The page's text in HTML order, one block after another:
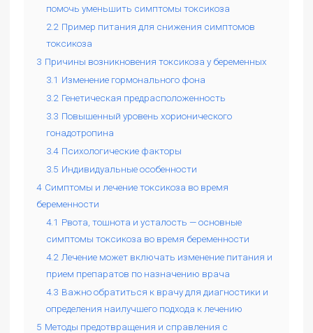
помочь уменьшить симптомы токсикоза
2.2 Пример питания для снижения симптомов
токсикоза
3 Причины возникновения токсикоза у беременных
3.1 Изменение гормонального фона
3.2 Генетическая предрасположенность
3.3 Повышенный уровень хорионического
гонадотропина
3.4 Психологические факторы
3.5 Индивидуальные особенности
4 Симптомы и лечение токсикоза во время
беременности
4.1 Рвота, тошнота и усталость — основные
симптомы токсикоза во время беременности
4.2 Лечение может включать изменение питания и
прием препаратов по назначению врача
4.3 Важно обратиться к врачу для диагностики и
определения наилучшего подхода к лечению
5 Методы предотвращения и справления с